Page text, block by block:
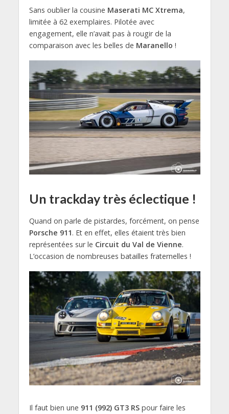
Sans oublier la cousine Maserati MC Xtrema,
limitée à 62 exemplaires. Pilotée avec
engagement, elle n’avait pas à rougir de la
comparaison avec les belles de Maranello !
Un trackday très éclectique !
Quand on parle de pistardes, forcément, on pense
Porsche 911. Et en effet, elles étaient très bien
représentées sur le Circuit du Val de Vienne.
L’occasion de nombreuses batailles fraternelles !
Il faut bien une 911 (992) GT3 RSpour faire les